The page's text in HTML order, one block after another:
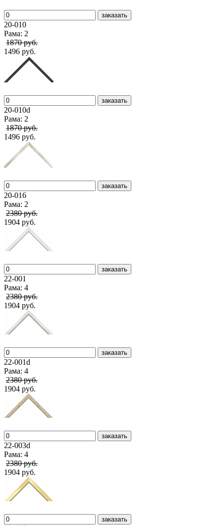
заказать
20-010
Рама: 2
1870 руб.
1496 руб.
заказать
20-010d
Рама: 2
1870 руб.
1496 руб.
заказать
20-016
Рама: 2
2380 руб.
1904 руб.
заказать
22-001
Рама: 4
2380 руб.
1904 руб.
заказать
22-001d
Рама: 4
2380 руб.
1904 руб.
заказать
22-003d
Рама: 4
2380 руб.
1904 руб.
заказать